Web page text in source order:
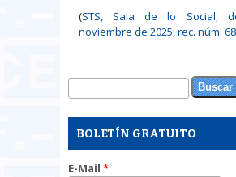
(STS, Sala de lo Social,
noviembre de 2025, rec. núm.
Formulario de
Buscar
BOLETÍN GRATUITO
E-Mail *